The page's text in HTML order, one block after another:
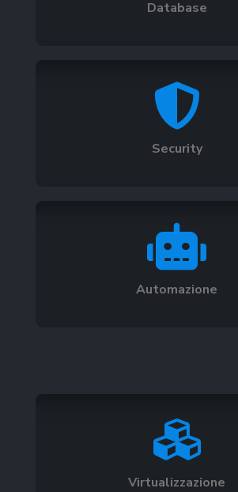
Database

Security

Automazione

Virtualizzazione